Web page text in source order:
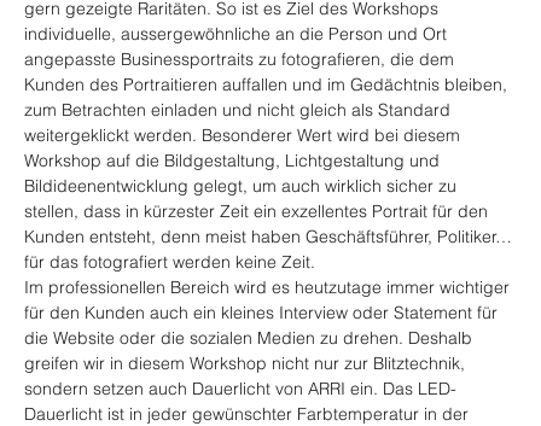
gern gezeigte Raritäten. So ist es Ziel des Workshops
individuelle, aussergewöhnliche an die Person und Ort
angepasste Businessportraits zu fotografieren, die dem
Kunden des Portraitieren auffallen und im Gedächtnis bleiben,
zum Betrachten einladen und nicht gleich als Standard
weitergeklickt werden. Besonderer Wert wird bei diesem
Workshop auf die Bildgestaltung, Lichtgestaltung und
Bildideenentwicklung gelegt, um auch wirklich sicher zu
stellen, dass in kürzester Zeit ein exzellentes Portrait für den
Kunden entsteht, denn meist haben Geschäftsführer, Politiker…
für das fotografiert werden keine Zeit.
Im professionellen Bereich wird es heutzutage immer wichtiger
für den Kunden auch ein kleines Interview oder Statement für
die Website oder die sozialen Medien zu drehen. Deshalb
greifen wir in diesem Workshop nicht nur zur Blitztechnik,
sondern setzen auch Dauerlicht von ARRI ein. Das LED-
Dauerlicht ist in jeder gewünschter Farbtemperatur in der